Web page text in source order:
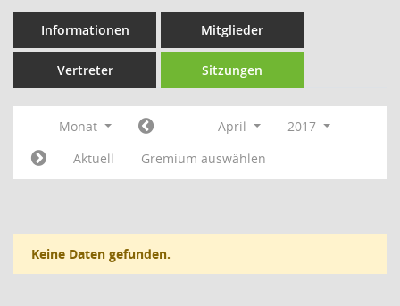
Informationen Mitglieder
Vertreter Sitzungen
Monat April
2017
Aktuell
Gremium auswählen
Keine Daten gefunden.